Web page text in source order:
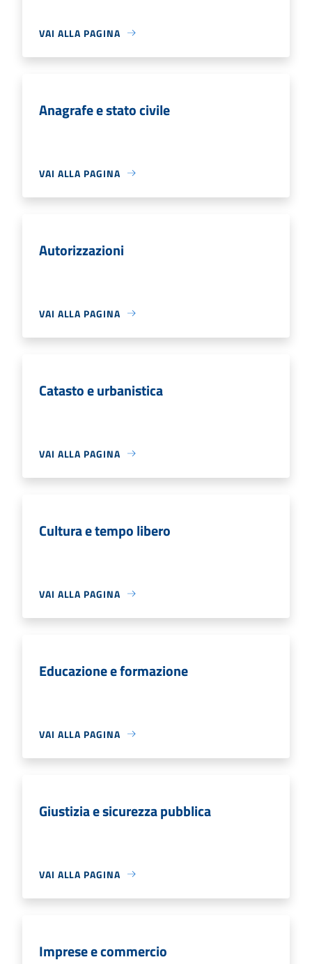
VAI ALLA PAGINA
Anagrafe e stato civile
VAI ALLA PAGINA
Autorizzazioni
VAI ALLA PAGINA
Catasto e urbanistica
VAI ALLA PAGINA
Cultura e tempo libero
VAI ALLA PAGINA
Educazione e formazione
VAI ALLA PAGINA
Giustizia e sicurezza pubblica
VAI ALLA PAGINA
Imprese e commercio